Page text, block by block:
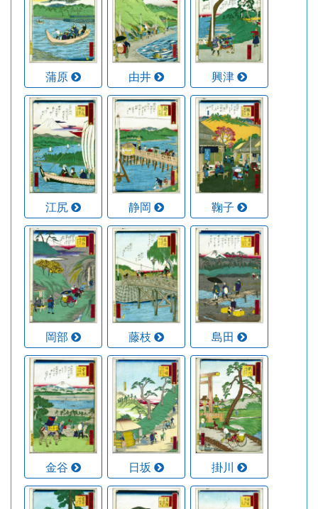
蒲原 由井 興津
江尻 静岡 鞠子
岡部 藤枝 島田
金谷 日坂 掛川